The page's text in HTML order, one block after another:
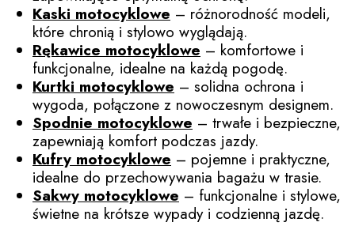
Kaski motocyklowe – różnorodność modeli,
które chronią i stylowo wyglądają.
Rękawice motocyklowe – komfortowe i
funkcjonalne, idealne na każdą pogodę.
Kurtki motocyklowe – solidna ochrona i
wygoda, połączone z nowoczesnym designem.
Spodnie motocyklowe – trwałe i bezpieczne,
zapewniają komfort podczas jazdy.
Kufry motocyklowe – pojemne i praktyczne,
idealne do przechowywania bagażu w trasie.
Sakwy motocyklowe – funkcjonalne i stylowe,
świetne na krótsze wypady i codzienną jazdę.